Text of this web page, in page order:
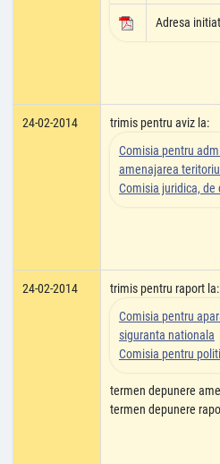
Adresa
24-02-2014
trimis pentru aviz la:
Comisia pentru
amenajarea
Comisia juridica,
24-02-2014
trimis pentru raport la:
Comisia pentru
siguranta nationala
Comisia pentru
termen depunere
termen depunere